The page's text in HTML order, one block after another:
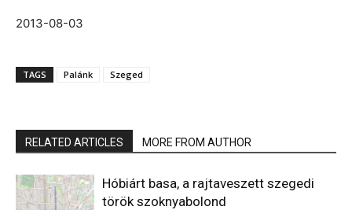
2013-08-03
TAGS Palánk Szeged
RELATED ARTICLES MORE FROM AUTHOR
Hóbiárt basa, a rajtaveszett szegedi
török szoknyabolond